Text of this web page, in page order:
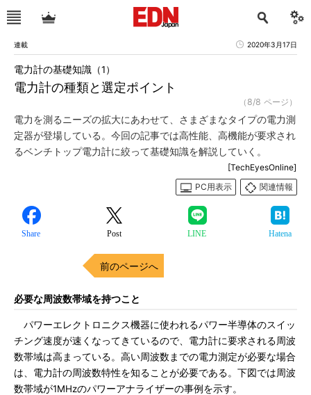
連載 2020年3月17日
電力計の種類と選定ポイント
電力計の基礎知識（1）
（8/8 ページ）
電力を測るニーズの拡大にあわせて、さまざまなタイプの電力測
定器が登場している。今回の記事では高性能、高機能が要求され
るベンチトップ電力計に絞って基礎知識を解説していく。
[TechEyesOnline]
PC用表示
関連情報
Share Post LINE Hatena
前のページへ
必要な周波数帯域を持つこと
パワーエレクトロニクス機器に使われるパワー半導体のスイッ
チング速度が速くなってきているので、電力計に要求される周波
数帯域は高まっている。高い周波数までの電力測定が必要な場合
は、電力計の周波数特性を知ることが必要である。下図では周波
数帯域が1MHzのパワーアナライザーの事例を示す。